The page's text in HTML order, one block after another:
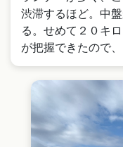
渋滞するほど。中
る。せめて２０キ
が把握できたので